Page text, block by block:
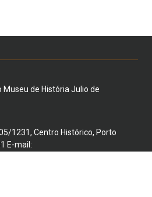
Museu de História Julio de
1231, Centro Histórico, Porto
E-mail: